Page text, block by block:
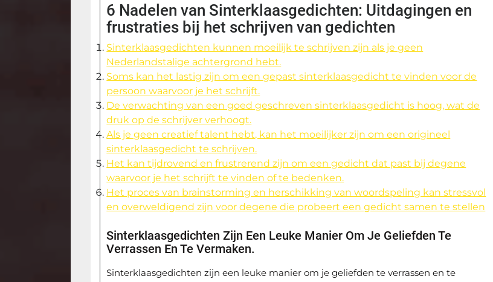
6 Nadelen van Sinterklaasgedichten: Uitdagingen en
frustraties bij het schrijven van gedichten
Sinterklaasgedichten kunnen moeilijk te schrijven zijn als je geen
Nederlandstalige achtergrond hebt.
Soms kan het lastig zijn om een gepast sinterklaasgedicht te vinden voor de
persoon waarvoor je het schrijft.
De verwachting van een goed geschreven sinterklaasgedicht is hoog, wat de
druk op de schrijver verhoogt.
Als je geen creatief talent hebt, kan het moeilijker zijn om een origineel
sinterklaasgedicht te schrijven.
Het kan tijdrovend en frustrerend zijn om een gedicht dat past bij degene
waarvoor je het schrijft te vinden of te bedenken.
Het proces van brainstorming en herschikking van woordspeling kan stressvol
en overweldigend zijn voor degene die probeert een gedicht samen te stellen
Sinterklaasgedichten Zijn Een Leuke Manier Om Je Geliefden Te
Verrassen En Te Vermaken.
Sinterklaasgedichten zijn een leuke manier om je geliefden te verrassen en te